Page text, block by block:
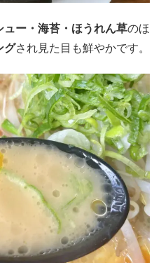
ュー・海苔・ほうれん草のほ
グされ見た目も鮮やかです。